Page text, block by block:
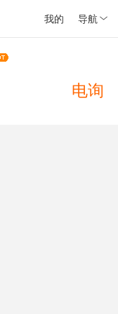
我的 导航
电询